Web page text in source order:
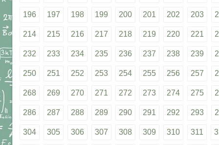
196 197 198 199 200 201 202 203
214 215 216 217 218 219 220 221
232 233 234 235 236 237 238 239
250 251 252 253 254 255 256 257
268 269 270 271 272 273 274 275
286 287 288 289 290 291 292 293
304 305 306 307 308 309 310 311